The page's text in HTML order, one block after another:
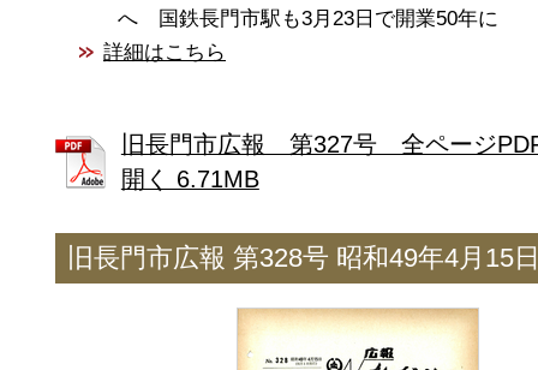
へ 国鉄長門市駅も3月23日で開業50年に
詳細はこちら
旧長門市広報 第327号 全ページ
開く 6.71MB
旧長門市広報 第328号 昭和49年4月15